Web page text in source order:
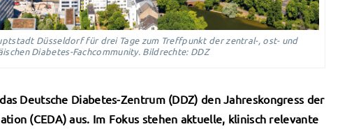
Düsseldorf für drei Tage zum Treffpunkt der zentral-, ost- und
Diabetes-Fachcommunity. Bildrechte: DDZ
Deutsche Diabetes-Zentrum (DDZ) den Jahreskongress der
(CEDA) aus. Im Fokus stehen aktuelle, klinisch relevante